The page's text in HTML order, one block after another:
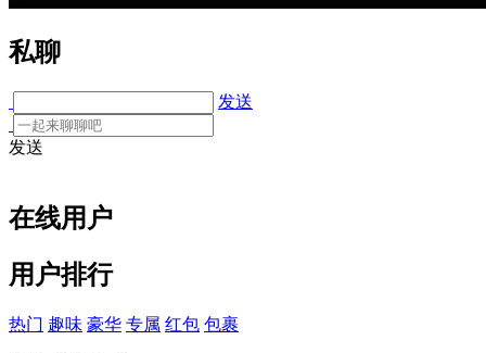
私聊
发送
发送
在线用户
用户排行
热门 趣味 豪华 专属 红包 包裹